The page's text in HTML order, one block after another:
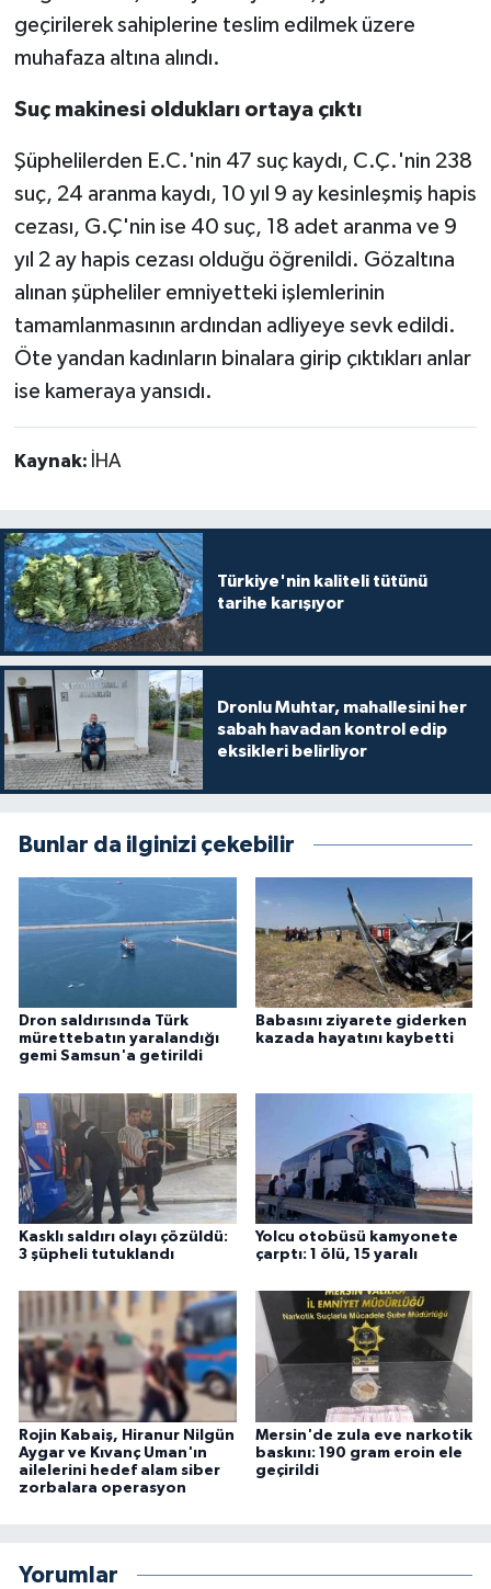
geçirilerek sahiplerine teslim edilmek üzere
muhafaza altına alındı.
Suç makinesi oldukları ortaya çıktı
Şüphelilerden E.C.'nin 47 suç kaydı, C.Ç.'nin 238
suç, 24 aranma kaydı, 10 yıl 9 ay kesinleşmiş hapis
cezası, G.Ç'nin ise 40 suç, 18 adet aranma ve 9
yıl 2 ay hapis cezası olduğu öğrenildi. Gözaltına
alınan şüpheliler emniyetteki işlemlerinin
tamamlanmasının ardından adliyeye sevk edildi.
Öte yandan kadınların binalara girip çıktıkları anlar
ise kameraya yansıdı.
Kaynak: İHA
Türkiye'nin kaliteli tütünü
tarihe karışıyor
Dronlu Muhtar, mahallesini her
sabah havadan kontrol edip
eksikleri belirliyor
Bunlar da ilginizi çekebilir
Dron saldırısında Türk
mürettebatın yaralandığı
gemi Samsun'a getirildi
Babasını ziyarete giderken
kazada hayatını kaybetti
Kasklı saldırı olayı çözüldü:
3 şüpheli tutuklandı
Yolcu otobüsü kamyonete
çarptı: 1 ölü, 15 yaralı
Rojin Kabaiş, Hiranur Nilgün
Aygar ve Kıvanç Uman'ın
ailelerini hedef alam siber
zorbalara operasyon
Mersin'de zula eve narkotik
baskını: 190 gram eroin ele
geçirildi
Yorumlar